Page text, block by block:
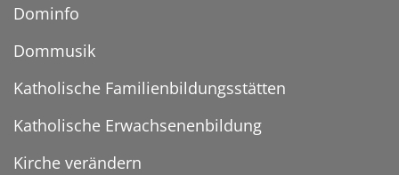
Dominfo
Dommusik
Katholische Familienbildungsstätten
Katholische Erwachsenenbildung
Kirche verändern